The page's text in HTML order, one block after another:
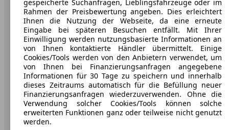
Über AutoScout24
Presse
Karriere
Werbung
AGB
Datenschutz
Impressum
Erklärung zur Barrierefreiheit
gespeicherte Suchanfragen, Lieblingsfahrzeuge oder im
Rahmen der Preisbewertung angeben. Dies erleichtert
Ihnen die Nutzung der Webseite, da eine erneute
Eingabe bei späteren Besuchen entfällt. Mit Ihrer
Einwilligung werden nutzungsbasierte Informationen an
von Ihnen kontaktierte Händler übermittelt. Einige
Cookies/Tools werden von den Anbietern verwendet, um
von Ihnen bei Finanzierungsanfragen angegebene
Informationen für 30 Tage zu speichern und innerhalb
dieses Zeitraums automatisch für die Befüllung neuer
Finanzierungsanfragen wiederzuverwenden. Ohne die
Verwendung solcher Cookies/Tools können solche
erweiterten Funktionen ganz oder teilweise nicht genutzt
werden.